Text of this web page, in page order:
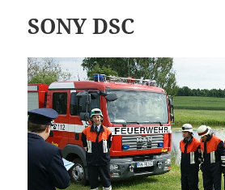
SONY DSC